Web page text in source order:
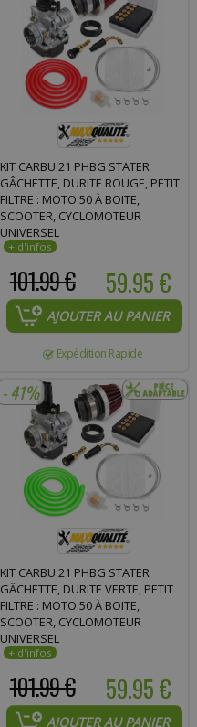
KIT CARBU 21 PHBG STATER
GÂCHETTE, DURITE ROUGE, PETIT
FILTRE : MOTO 50 À BOITE,
SCOOTER, CYCLOMOTEUR
UNIVERSEL
59.95 €
101.99 €
AJOUTER AU PANIER
Expédition Rapide
- 41%
KIT CARBU 21 PHBG STATER
GÂCHETTE, DURITE VERTE, PETIT
FILTRE : MOTO 50 À BOITE,
SCOOTER, CYCLOMOTEUR
UNIVERSEL
59.95 €
101.99 €
AJOUTER AU PANIER